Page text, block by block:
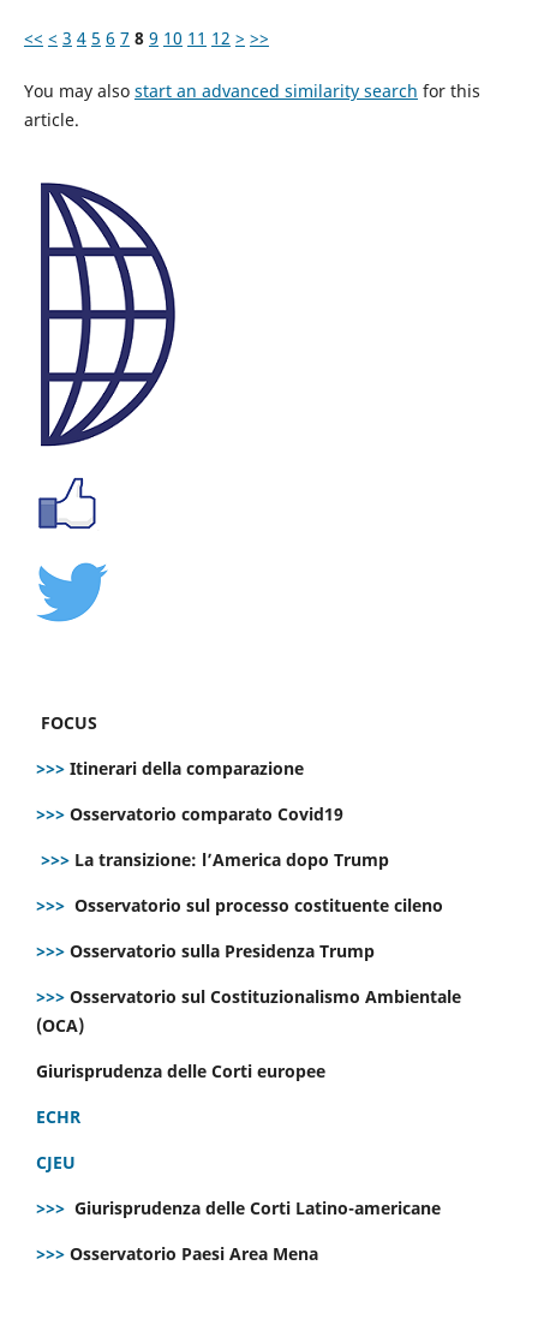
<< < 3 4 5 6 7 8 9 10 11 12 > >>
You may also start an advanced similarity search for this
article.
FOCUS
>>> Itinerari della comparazione
>>> Osservatorio comparato Covid19
>>> La transizione: l’America dopo Trump
>>> Osservatorio sul processo costituente cileno
>>> Osservatorio sulla Presidenza Trump
>>> Osservatorio sul Costituzionalismo Ambientale
(OCA)
Giurisprudenza delle Corti europee
ECHR
CJEU
>>> Giurisprudenza delle Corti Latino-americane
>>> Osservatorio Paesi Area Mena